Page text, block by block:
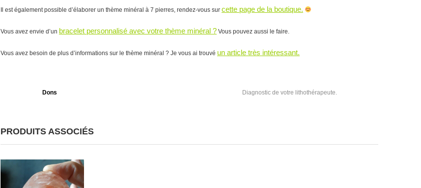
Il est également possible d’élaborer un thème minéral à 7 pierres, rendez-vous sur cette page de la boutique.
Vous avez envie d’un bracelet personnalisé avec votre thème minéral ? Vous pouvez aussi le faire.
Vous avez besoin de plus d’informations sur le thème minéral ? Je vous ai trouvé un article très intéressant.
Dons Diagnostic de votre lithothérapeute.
PRODUITS ASSOCIÉS